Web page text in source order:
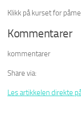
Klikk på kurset for
Kommentarer
kommentarer
Share via:
Les artikkelen direkte